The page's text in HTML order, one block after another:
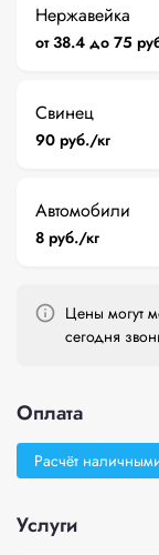
Нержавейка
от 38.4 до 75
Свинец
90 руб./кг
Автомобили
8 руб./кг
Цены могут
сегодня
Оплата
Расчёт
Услуги